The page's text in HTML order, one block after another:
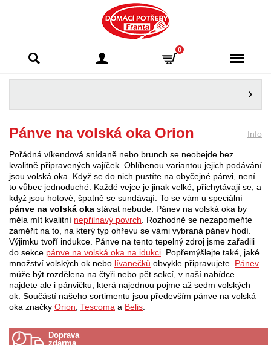
Franta - Příbram
0
Pánve na volská oka Orion Info
Pořádná víkendová snídaně nebo brunch se neobejde bez
kvalitně připravených vajíček. Oblíbenou variantou jejich podávání
jsou volská oka. Když se do nich pustíte na obyčejné pánvi, není
to vůbec jednoduché. Každé vejce je jinak velké, přichytávají se, a
když jsou hotové, špatně se sundávají. To se vám u speciální
pánve na volská oka stávat nebude. Pánev na volská oka by
měla mít kvalitní nepřilnavý povrch . Rozhodně se nezapomeňte
zaměřit na to, na který typ ohřevu se vámi vybraná pánev hodí.
Výjimku tvoří indukce. Pánve na tento tepelný zdroj jsme zařadili
do sekce pánve na volská oka na idukci . Popřemýšlejte také, jaké
množství volských ok nebo lívanečků obvykle připravujete. Pánev
může být rozdělena na čtyři nebo pět sekcí, v naší nabídce
najdete ale i pánvičku, která najednou pojme až sedm volských
ok. Součástí našeho sortimentu jsou především pánve na volská
oka značky Orion Tescoma a Belis
Doprava
zdarma